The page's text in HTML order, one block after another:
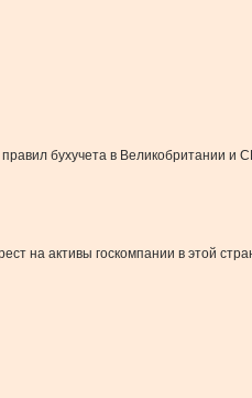
бухучета в Великобритании
активы госкомпании в этой